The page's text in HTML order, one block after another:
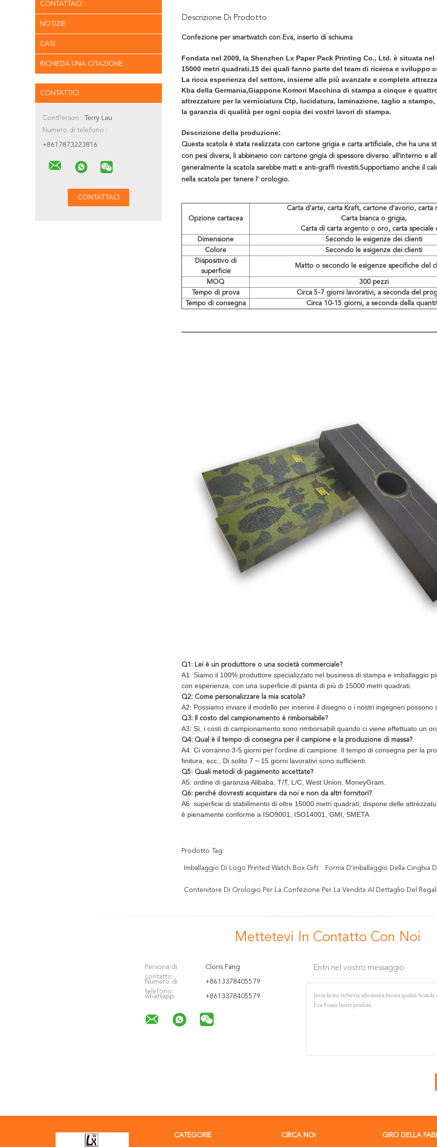
CONTATTACI
NOTIZIE
CASI
RICHIEDA UNA CITAZIONE
CONTATTICI
ContPerson : Terry Lau
Numero di telefono :
+8617873223816
Descrizione Di Prodotto
Confezione per smartwatch con Eva, inserto di schiuma
Fondata nel 2009, la Shenzhen Lx Paper Pack Printing Co., Ltd. è situata
15000 metri quadrati.15 dei quali fanno parte del team di ricerca e sviluppo
La ricca esperienza del settore, insieme alle più avanzate e complete
Kba della Germania,Giappone Komori Macchina di stampa a cinque e
attrezzature per la verniciatura Ctp, lucidatura, laminazione, taglio a
la garanzia di qualità per ogni copia dei vostri lavori di stampa.
Descrizione della produzione:
Questa scatola è stata realizzata con cartone grigia e carta artificiale, che ha una
con pesi diversi, li abbinamo con cartone grigia di spessore diverso. all'interno e
generalmente la scatola sarebbe matt e anti-graffi rivestiti.Supportiamo anche il
nella scatola per tenere l' orologio.
Opzione cartacea
Carta d'arte, carta Kraft, cartone d'avorio, carta
Carta bianca o grigia,
Carta di carta argento o oro, carta speciale
Dimensione
Secondo le esigenze dei clienti
Colore
Secondo le esigenze dei clienti
Dispositivo di
superficie
Matto o secondo le esigenze specifiche del
MOQ
300 pezzi
Tempo di prova
Circa 5-7 giorni lavorativi, a seconda del
Tempo di consegna
Circa 10-15 giorni, a seconda della
Q1: Lei è un produttore o una società commerciale?
A1: Siamo il 100% produttore specializzato nel business di stampa e imballaggio
con esperienza, con una superficie di pianta di più di 15000 metri quadrati.
Q2: Come personalizzare la mia scatola?
A2: Possiamo inviare il modello per inserire il disegno o i nostri ingegneri possono
Q3: Il costo del campionamento è rimborsabile?
A3: Sì, i costi di campionamento sono rimborsabili quando ci viene effettuato un
Q4: Qual è il tempo di consegna per il campione e la produzione di massa?
A4: Ci vorranno 3-5 giorni per l'ordine di campione. Il tempo di consegna per la
finitura, ecc., Di solito 7 ~ 15 giorni lavorativi sono sufficienti.
Q5: Quali metodi di pagamento accettate?
A5: ordine di garanzia Alibaba, T/T, L/C, West Union, MoneyGram.
Q6: perché dovresti acquistare da noi e non da altri fornitori?
A6: superficie di stabilimento di oltre 15000 metri quadrati; dispone delle
è pienamente conforme a ISO9001, ISO14001, GMI, SMETA
Prodotto Tag:
Imballaggio Di Logo Printed Watch Box Gift Forma D'imballaggio Della Cinghia
Contenitore Di Orologio Per La Confezione Per La Vendita Al Dettaglio Del
Mettetevi In ​​contatto Con Noi
Persona di
contatto:
Cloris Fang
Numero di
telefono:
+8613378405579
whatsapp: +8613378405579
Entri nel vostro messaggio
CATEGORIE CIRCA NOI GIRO DELLA